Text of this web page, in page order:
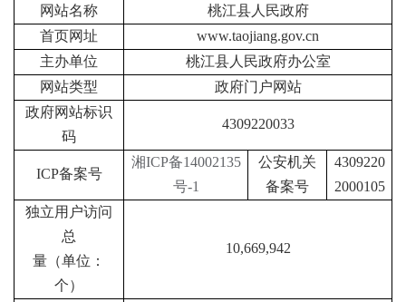
网站名称
桃江县人民政府
首页网址
www.taojiang.gov.cn
主办单位
桃江县人民政府办公室
网站类型
政府门户网站
政府网站标识
码
4309220033
ICP备案号
湘ICP备14002135
号-1
公安机关
备案号
4309220
2000105
独立用户访问
总
量（单位：
个）
10,669,942